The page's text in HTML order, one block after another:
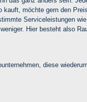
möchte gern den
Serviceleistungen
Hier besteht also
diese